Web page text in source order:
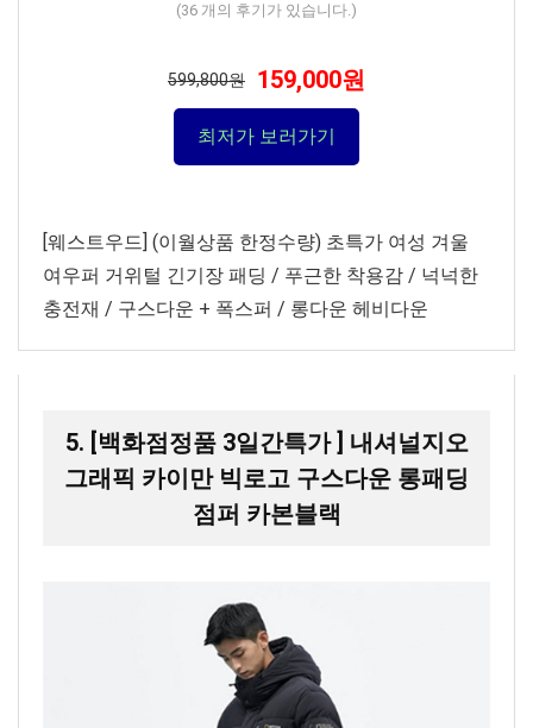
(36 개의 후기가 있습니다.)
599,800원 159,000원
최저가 보러가기
[웨스트우드] (이월상품 한정수량) 초특가 여성 겨울
여우퍼 거위털 긴기장 패딩 / 푸근한 착용감 / 넉넉한
충전재 / 구스다운 + 폭스퍼 / 롱다운 헤비다운
5. [백화점정품 3일간특가 ] 내셔널지오
그래픽 카이만 빅로고 구스다운 롱패딩
점퍼 카본블랙